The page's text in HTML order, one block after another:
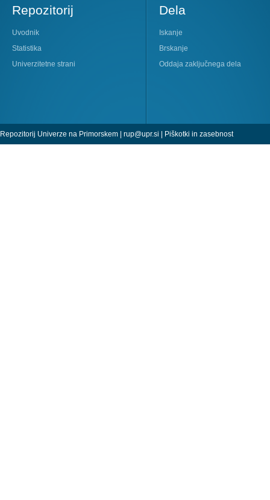
Repozitorij
Uvodnik
Statistika
Univerzitetne strani
Dela
Iskanje
Brskanje
Oddaja zaključnega dela
Repozitorij Univerze na Primorskem | rup@upr.si | Piškotki in zasebnost